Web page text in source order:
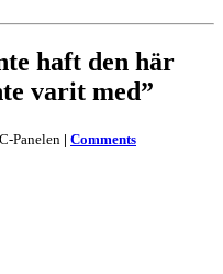
haft den här
varit med”
Panelen | Comments